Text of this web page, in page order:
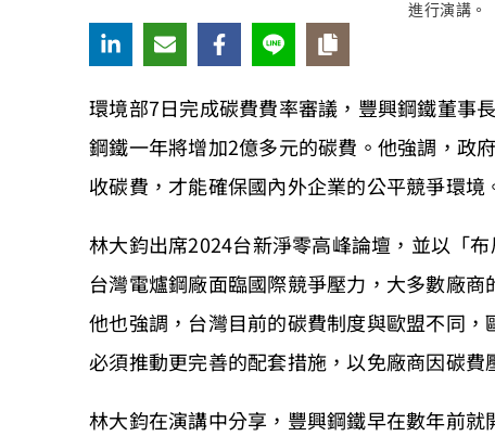
進行演講。
環境部7日完成碳費費率審議，豐興鋼鐵董事
鋼鐵一年將增加2億多元的碳費。他強調，政
收碳費，才能確保國內外企業的公平競爭環境
林大鈞出席2024台新淨零高峰論壇，並以「
台灣電爐鋼廠面臨國際競爭壓力，大多數廠
他也強調，台灣目前的碳費制度與歐盟不同
必須推動更完善的配套措施，以免廠商因碳
林大鈞在演講中分享，豐興鋼鐵早在數年前